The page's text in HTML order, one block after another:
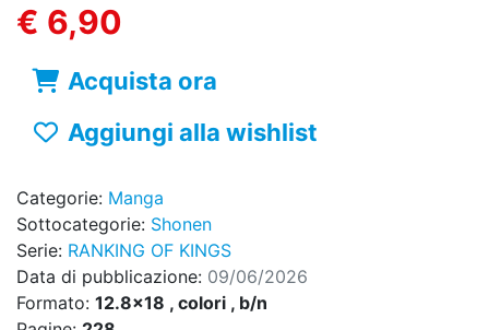
€ 6,90
Acquista ora
Aggiungi alla wishlist
Categorie: Manga
Sottocategorie: Shonen
Serie: RANKING OF KINGS
Data di pubblicazione: 09/06/2026
Formato: 12.8x18 , colori , b/n